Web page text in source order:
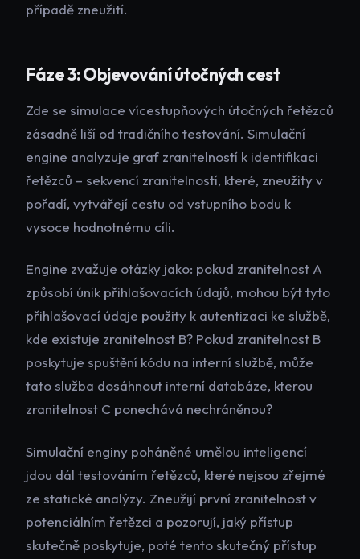
případě zneužití.
Fáze 3: Objevování útočných cest
Zde se simulace vícestupňových útočných řetězců
zásadně liší od tradičního testování. Simulační
engine analyzuje graf zranitelností k identifikaci
řetězců – sekvencí zranitelností, které, zneužity v
pořadí, vytvářejí cestu od vstupního bodu k
vysoce hodnotnému cíli.
Engine zvažuje otázky jako: pokud zranitelnost A
způsobí únik přihlašovacích údajů, mohou být tyto
přihlašovací údaje použity k autentizaci ke službě,
kde existuje zranitelnost B? Pokud zranitelnost B
poskytuje spuštění kódu na interní službě, může
tato služba dosáhnout interní databáze, kterou
zranitelnost C ponechává nechráněnou?
Simulační enginy poháněné umělou inteligencí
jdou dál testováním řetězců, které nejsou zřejmé
ze statické analýzy. Zneužijí první zranitelnost v
potenciálním řetězci a pozorují, jaký přístup
skutečně poskytuje, poté tento skutečný přístup